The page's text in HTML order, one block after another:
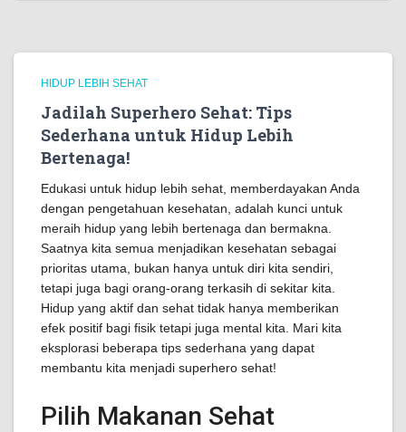
HIDUP LEBIH SEHAT
Jadilah Superhero Sehat: Tips
Sederhana untuk Hidup Lebih
Bertenaga!
Edukasi untuk hidup lebih sehat, memberdayakan Anda
dengan pengetahuan kesehatan, adalah kunci untuk
meraih hidup yang lebih bertenaga dan bermakna.
Saatnya kita semua menjadikan kesehatan sebagai
prioritas utama, bukan hanya untuk diri kita sendiri,
tetapi juga bagi orang-orang terkasih di sekitar kita.
Hidup yang aktif dan sehat tidak hanya memberikan
efek positif bagi fisik tetapi juga mental kita. Mari kita
eksplorasi beberapa tips sederhana yang dapat
membantu kita menjadi superhero sehat!
Pilih Makanan Sehat